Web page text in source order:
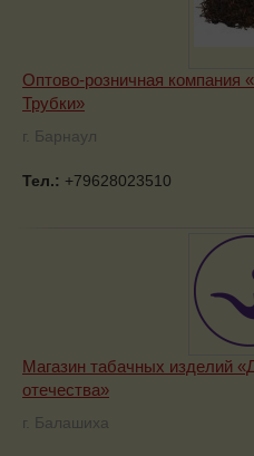
Оптово-розничная компания
Трубки»
г. Барнаул
Тел.: +79628023510
Магазин табачных изделий
отечества»
г. Балашиха